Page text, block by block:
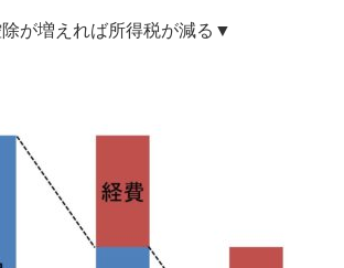
が増えれば所得税が減る▼